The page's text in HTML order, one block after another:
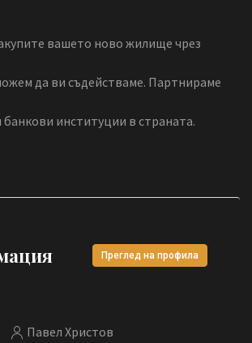
вашето ново жилище чрез
да ви съдействаме. Партнираме
банкови институции в страната.
Преглед на профила
Павел Христов